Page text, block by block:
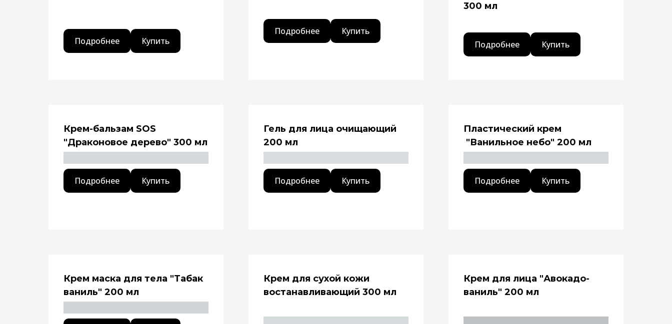
Подробнее Купить
Подробнее Купить
300 мл
Подробнее Купить
Крем-бальзам SOS
"Драконовое дерево" 300 мл
Подробнее Купить
Гель для лица очищающий
200 мл
Подробнее Купить
Пластический крем
"Ванильное небо" 200 мл
Подробнее Купить
Крем маска для тела "Табак
ваниль" 200 мл
Крем для сухой кожи
востанавливающий 300 мл
Крем для лица "Авокадо-
ваниль" 200 мл